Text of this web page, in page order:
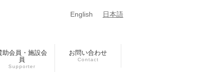
English 日本語
助会員・施設会
員
Supporter
お問い合わせ
Contact